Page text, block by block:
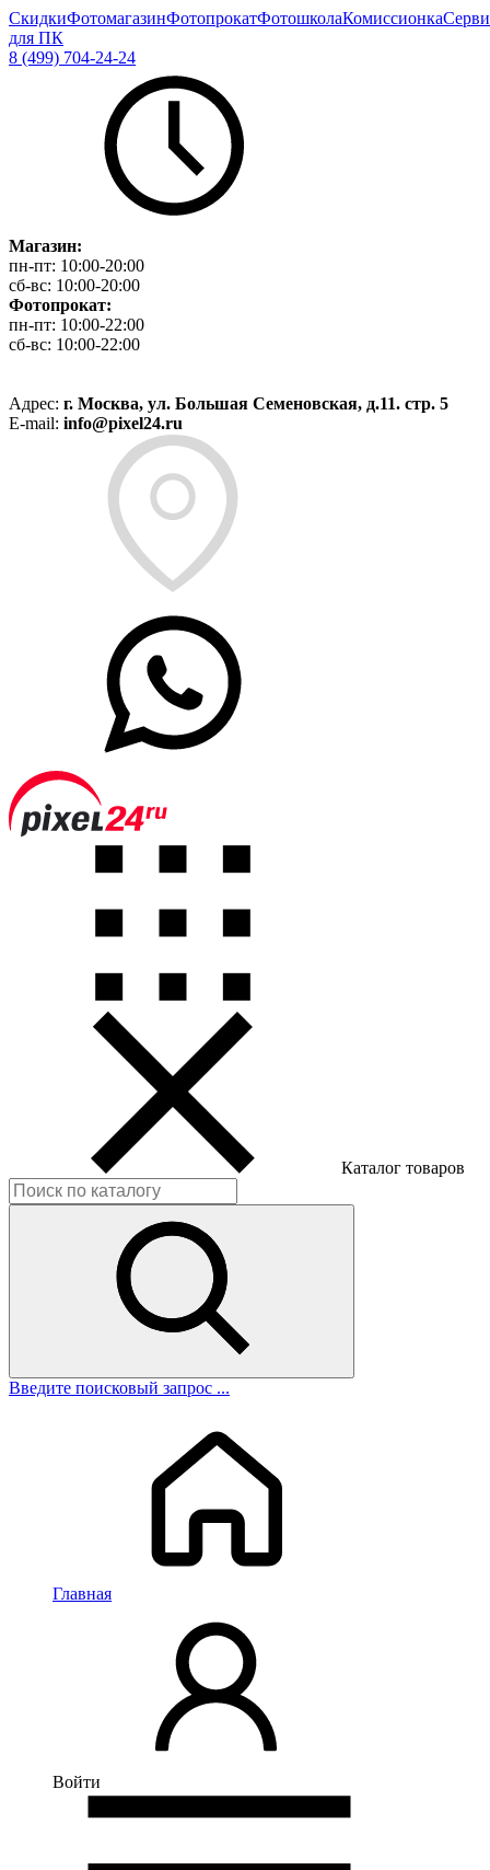
СкидкиФотомагазинФотопрокатФотошколаКомиссионка
для ПК
8 (499) 704-24-24
Магазин:
пн-пт: 10:00-20:00
сб-вс: 10:00-20:00
Фотопрокат:
пн-пт: 10:00-22:00
сб-вс: 10:00-22:00
Адрес: г. Москва, ул. Большая Семеновская, д.11. стр. 5
E-mail: info@pixel24.ru
Каталог товаров
Введите поисковый запрос ...
Главная
Войти